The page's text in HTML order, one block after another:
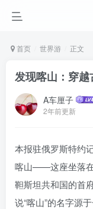
首页 世界游 正文
发现喀山：穿
A车厘子
2年前更新
本报驻俄罗斯特约
喀山——这座坐落
靼斯坦共和国的首
说“喀山”的名字源